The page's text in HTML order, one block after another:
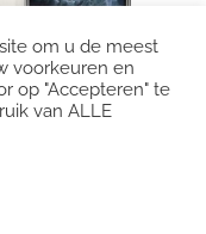
Apple
11 Pro 64GB
om u de meest
voorkeuren en
op "Accepteren" te
van ALLE